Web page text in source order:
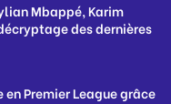
Mbappé, Karim
des dernières
Premier League grâce